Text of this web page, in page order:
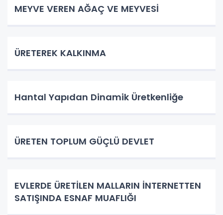
MEYVE VEREN AĞAÇ VE MEYVESİ
ÜRETEREK KALKINMA
Hantal Yapıdan Dinamik Üretkenliğe
ÜRETEN TOPLUM GÜÇLÜ DEVLET
EVLERDE ÜRETİLEN MALLARIN İNTERNETTEN
SATIŞINDA ESNAF MUAFLIĞI